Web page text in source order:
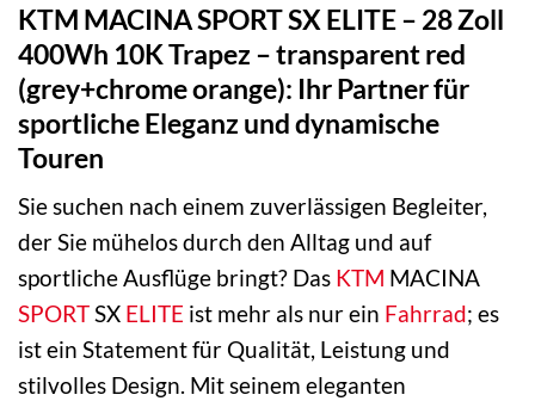
KTM MACINA SPORT SX ELITE – 28 Zoll
400Wh 10K Trapez – transparent red
(grey+chrome orange): Ihr Partner für
sportliche Eleganz und dynamische
Touren
Sie suchen nach einem zuverlässigen Begleiter,
der Sie mühelos durch den Alltag und auf
sportliche Ausflüge bringt? Das KTM MACINA
SPORTSX ELITE ist mehr als nur ein Fahrrad; es
ist ein Statement für Qualität, Leistung und
stilvolles Design. Mit seinem eleganten